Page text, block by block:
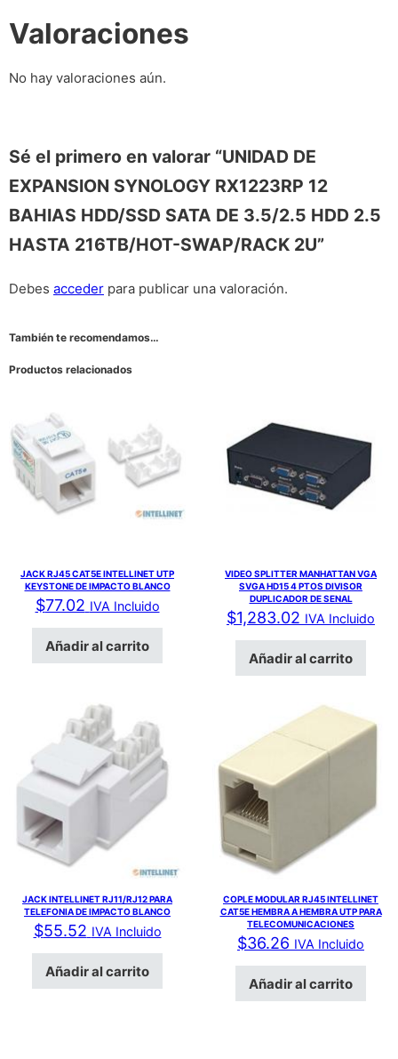
Valoraciones
No hay valoraciones aún.
Sé el primero en valorar “UNIDAD DE
EXPANSION SYNOLOGY RX1223RP 12
BAHIAS HDD/SSD SATA DE 3.5/2.5 HDD 2.5
HASTA 216TB/HOT-SWAP/RACK 2U”
Debes acceder para publicar una valoración.
También te recomendamos…
Productos relacionados
JACK RJ45 CAT5E INTELLINET UTP
KEYSTONE DE IMPACTO BLANCO
$77.02 IVA Incluido
Añadir al carrito
VIDEO SPLITTER MANHATTAN VGA
SVGA HD15 4 PTOS DIVISOR
DUPLICADOR DE SENAL
$1,283.02 IVA Incluido
Añadir al carrito
JACK INTELLINET RJ11/RJ12 PARA
TELEFONIA DE IMPACTO BLANCO
$55.52 IVA Incluido
Añadir al carrito
COPLE MODULAR RJ45 INTELLINET
CAT5E HEMBRA A HEMBRA UTP PARA
TELECOMUNICACIONES
$36.26 IVA Incluido
Añadir al carrito